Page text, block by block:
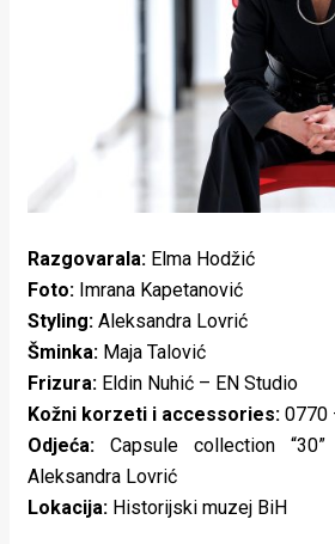
Fashion
stolom
Život
pokretu
Ideje
koje
Razgovarala: Elma Hodžić
Foto: Imrana Kapetanović
Styling: Aleksandra Lovrić
Šminka: Maja Talović
Frizura: Eldin Nuhić – EN Studio
Kožni korzeti i accessories: 0770
Odjeća: Capsule collection
Aleksandra Lovrić
Lokacija: Historijski muzej BiH